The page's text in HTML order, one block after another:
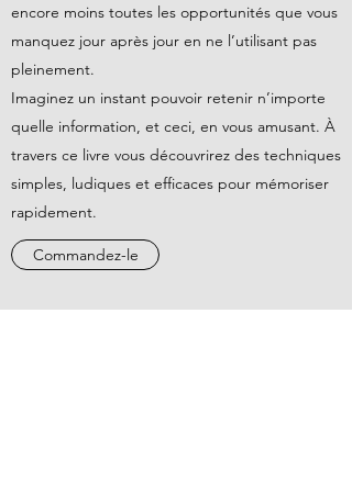
encore moins toutes les opportunités que vous
manquez jour après jour en ne l’utilisant pas
pleinement.
Imaginez un instant pouvoir retenir n’importe
quelle information, et ceci, en vous amusant. À
travers ce livre vous découvrirez des techniques
simples, ludiques et efficaces pour mémoriser
rapidement.
Commandez-le